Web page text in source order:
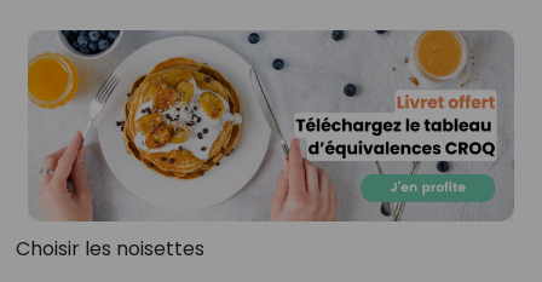
Choisir les noisettes